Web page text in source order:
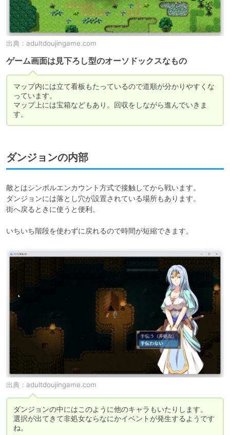
出典： adultdoujingame.com
ゲーム画面は見下ろし型のオーソドックスなもの
マップ内には立て看板もたっているので道順が分かりやすくな
っています。
マップ上には宝箱などもあり。回収をしながら進んでいきま
す。
ダンジョンの内部
敵とはシンボルエンカウント方式で接触してから戦います。
ダンジョンには落とし穴が設置されている場所もあります。
街へ戻るときに使うと便利。
いちいち階段を使わずに戻れるので時間が短縮できます。
出典： adultdoujingame.com
ダンジョンの中にはこのように他のキャラもいたりします。
選択が出てきて非処女ならなにかイベントが発生するようです
ね。